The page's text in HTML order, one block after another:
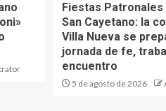
Fiestas
San Cayetano: la
Villa Nueva se
jornada de fe,
encuentro
5 de agosto de 2026